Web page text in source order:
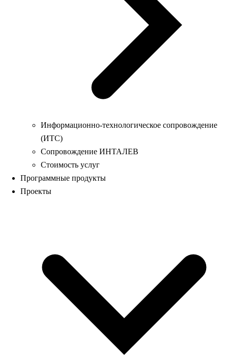
Информационно-технологическое сопровождение
(ИТС)
Сопровождение ИНТАЛЕВ
Стоимость услуг
Программные продукты
Проекты